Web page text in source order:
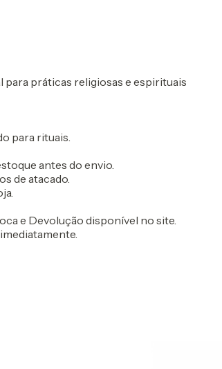
práticas religiosas e espirituais
para rituais.
antes do envio.
de atacado.
e Devolução disponível no site.